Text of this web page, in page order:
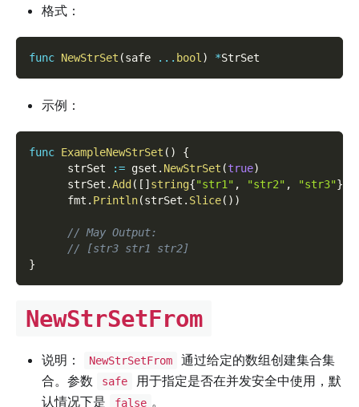
格式：
func NewStrSet (safe ... bool ) *StrSet
示例：
func ExampleNewStrSet ( )
{
      strSet
:= gset . NewStrSet (true)
      strSet
.Add ( [ ] string{"str1" , "str2" , "str3"}
      fmt
. Println(strSet . Slice( ) )
// May Output:
// [str3 str1 str2]
}
NewStrSetFrom
说明： NewStrSetFrom
通过给定的数组创建集合集
合。参数
safe
用于指定是否在并发安全中使用，默
认情况下是
false 。